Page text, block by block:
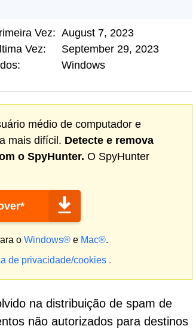
Vez: August 7, 2023
Vez:
September 29, 2023
Windows
médio de computador e
mais difícil. Detecte e remova
o SpyHunter. O SpyHunter
o Windows®e Mac®.
de privacidade/cookies.
na distribuição de spam de
não autorizados para destinos